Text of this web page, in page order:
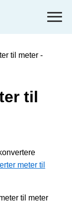
til meter -
til
meter til
til meter